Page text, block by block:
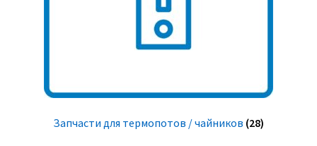
Запчасти для термопотов / чайников (28)